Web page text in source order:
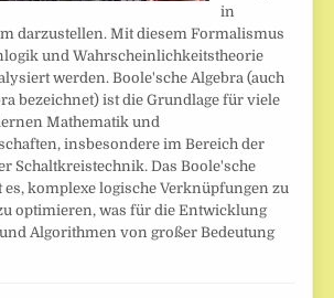
in
darzustellen. Mit diesem Formalismus
und Wahrscheinlichkeitstheorie
werden. Boole'sche Algebra (auch
bezeichnet) ist die Grundlage für viele
Mathematik und
insbesondere im Bereich der
Schaltkreistechnik. Das Boole'sche
komplexe logische Verknüpfungen zu
optimieren, was für die Entwicklung
Algorithmen von großer Bedeutung